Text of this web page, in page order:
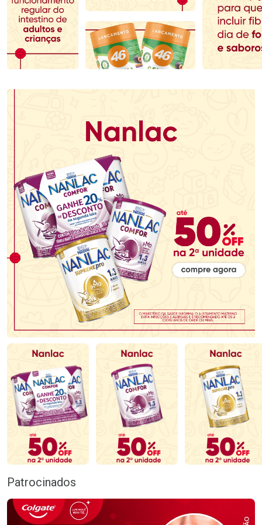
Comprar sem Desconto
Por R$ 153,99/cada
Comprar sem Desconto
Por R$ 153,99/cada
Comprar sem Desconto
Por R$ 478,99/cada
Comprar sem Desconto
Por R$ 478,99/cada
Patrocinados